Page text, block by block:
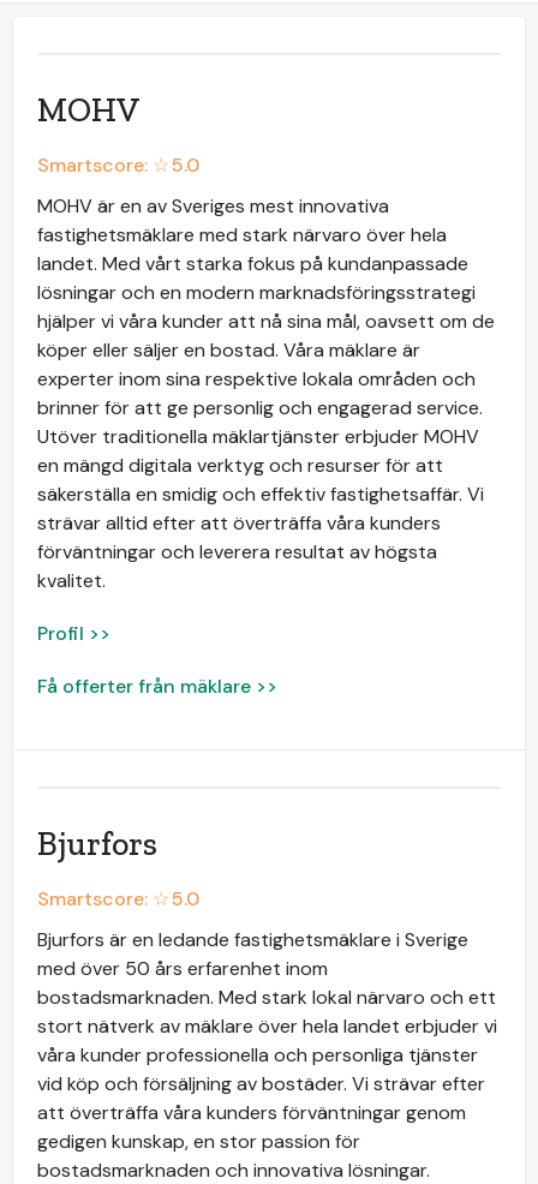
MOHV
Smartscore: ☆5.0
MOHV är en av Sveriges mest innovativa
fastighetsmäklare med stark närvaro över hela
landet. Med vårt starka fokus på kundanpassade
lösningar och en modern marknadsföringsstrategi
hjälper vi våra kunder att nå sina mål, oavsett om de
köper eller säljer en bostad. Våra mäklare är
experter inom sina respektive lokala områden och
brinner för att ge personlig och engagerad service.
Utöver traditionella mäklartjänster erbjuder MOHV
en mängd digitala verktyg och resurser för att
säkerställa en smidig och effektiv fastighetsaffär. Vi
strävar alltid efter att överträffa våra kunders
förväntningar och leverera resultat av högsta
kvalitet.
Profil >>
Få offerter från mäklare >>
Bjurfors
Smartscore: ☆5.0
Bjurfors är en ledande fastighetsmäklare i Sverige
med över 50 års erfarenhet inom
bostadsmarknaden. Med stark lokal närvaro och ett
stort nätverk av mäklare över hela landet erbjuder vi
våra kunder professionella och personliga tjänster
vid köp och försäljning av bostäder. Vi strävar efter
att överträffa våra kunders förväntningar genom
gedigen kunskap, en stor passion för
bostadsmarknaden och innovativa lösningar.